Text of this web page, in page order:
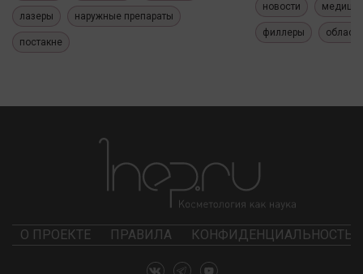
лазеры наружные препараты
постакне
новости
филлеры
О ПРОЕКТЕ ПРАВИЛА КОНФИДЕНЦИАЛЬНОСТЬ